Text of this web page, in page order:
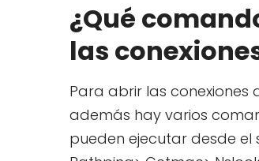
¿Qué
las
Para abrir las conexiones
además hay varios
pueden ejecutar desde el